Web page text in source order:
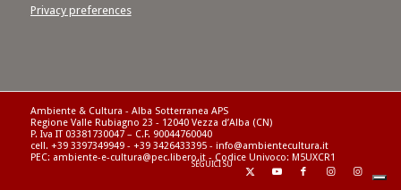
Privacy preferences
Ambiente & Cultura - Alba Sotterranea APS
Regione Valle Rubiagno 23 - 12040 Vezza d’Alba (CN)
P. Iva IT 03381730047 – C.F. 90044760040
cell. +39 3397349949 - +39 3426433395 - info@ambientecultura.it
PEC: ambiente-e-cultura@pec.libero.it - Codice Univoco: M5UXCR1